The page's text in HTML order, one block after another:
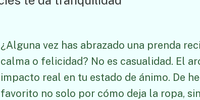
¿Alguna vez has abrazado una prenda
calma o felicidad? No es casualidad. El
impacto real en tu estado de ánimo. De
favorito no solo por cómo deja la ropa,